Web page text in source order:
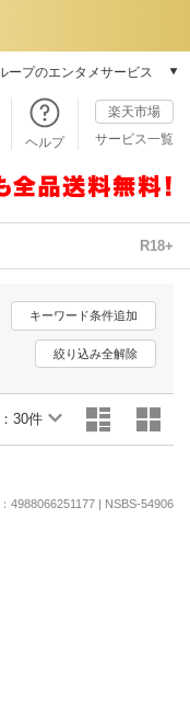
ープのエンタメサービス
/ゲーム/CD/DVD
楽天ブックス
天Kobo
動画配信
楽天TV
動画配信ガイド
料テレビ
ヘルプ
楽天市場
サービス一覧
R18+
キーワード条件追加
絞り込み全解除
30件
4988066251177 | NSBS-54906